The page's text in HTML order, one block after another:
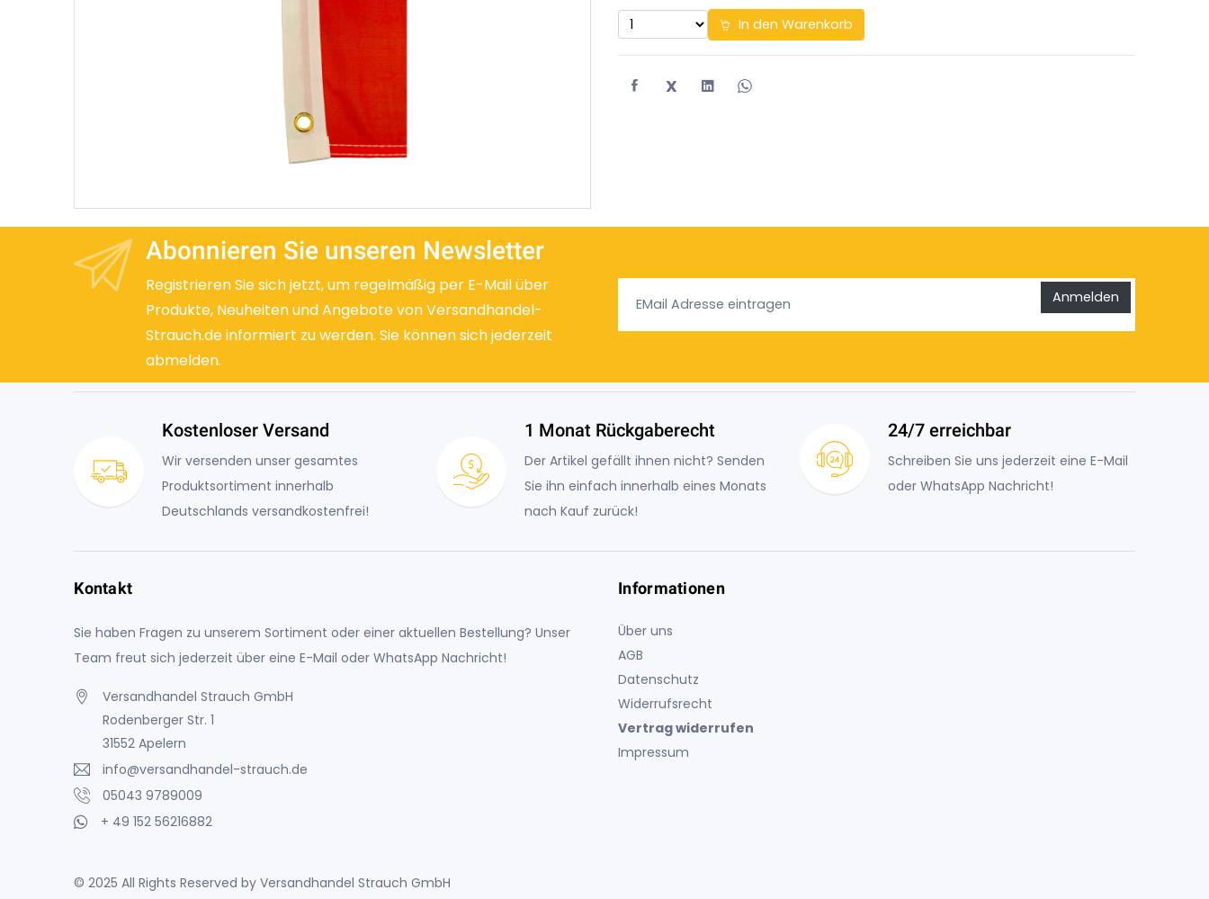
In den Warenkorb
X
Abonnieren Sie unseren Newsletter
Registrieren Sie sich jetzt, um regelmäßig per E-Mail über
Produkte, Neuheiten und Angebote von Versandhandel-
Strauch.de informiert zu werden. Sie können sich jederzeit
abmelden.
Anmelden
Kostenloser Versand
Wir versenden unser gesamtes
Produktsortiment innerhalb
Deutschlands versandkostenfrei!
1 Monat Rückgaberecht
Der Artikel gefällt ihnen nicht? Senden
Sie ihn einfach innerhalb eines Monats
nach Kauf zurück!
24/7 erreichbar
Schreiben Sie uns jederzeit eine E-Mail
oder WhatsApp Nachricht!
Kontakt
Sie haben Fragen zu unserem Sortiment oder einer aktuellen Bestellung? Unser
Team freut sich jederzeit über eine E-Mail oder WhatsApp Nachricht!
Versandhandel Strauch GmbH
Rodenberger Str. 1
31552 Apelern
info@versandhandel-strauch.de
05043 9789009
+ 49 152 56216882
Informationen
Über uns
AGB
Datenschutz
Widerrufsrecht
Vertrag widerrufen
Impressum
© 2025 All Rights Reserved by Versandhandel Strauch GmbH